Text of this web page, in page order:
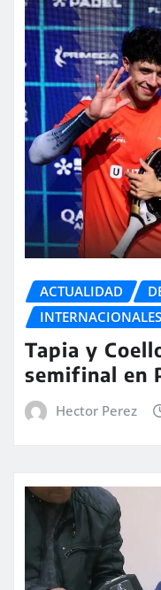
ACTUALIDAD
INTERNACIONALES
Tapia y
semifinal en
Hector Perez